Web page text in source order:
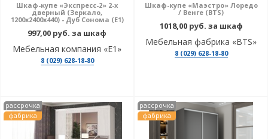
Шкаф-купе «Экспресс-2» 2-х
дверный (Зеркало,
1200х2400х440) - Дуб Сонома (E1)
997,00 руб. за шкаф
Мебельная компания «Е1»
8 (029) 628-18-80
Шкаф-купе «Маэстро» Лоредо
/ Венге (BTS)
1018,00 руб. за шкаф
Мебельная фабрика «BTS»
8 (029) 628-18-80
рассрочка
фабрика
рассрочка
фабрика